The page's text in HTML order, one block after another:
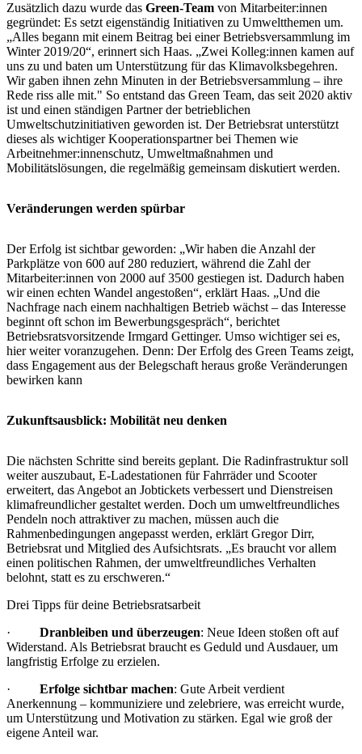
Zusätzlich dazu wurde das Green-Team von Mitarbeiter:innen
gegründet: Es setzt eigenständig Initiativen zu Umweltthemen um.
„Alles begann mit einem Beitrag bei einer Betriebsversammlung im
Winter 2019/20“, erinnert sich Haas. „Zwei Kolleg:innen kamen auf
uns zu und baten um Unterstützung für das Klimavolksbegehren.
Wir gaben ihnen zehn Minuten in der Betriebsversammlung – ihre
Rede riss alle mit." So entstand das Green Team, das seit 2020 aktiv
ist und einen ständigen Partner der betrieblichen
Umweltschutzinitiativen geworden ist. Der Betriebsrat unterstützt
dieses als wichtiger Kooperationspartner bei Themen wie
Arbeitnehmer:innenschutz, Umweltmaßnahmen und
Mobilitätslösungen, die regelmäßig gemeinsam diskutiert werden.
Veränderungen werden spürbar
Der Erfolg ist sichtbar geworden: „Wir haben die Anzahl der
Parkplätze von 600 auf 280 reduziert, während die Zahl der
Mitarbeiter:innen von 2000 auf 3500 gestiegen ist. Dadurch haben
wir einen echten Wandel angestoßen“, erklärt Haas. „Und die
Nachfrage nach einem nachhaltigen Betrieb wächst – das Interesse
beginnt oft schon im Bewerbungsgespräch“, berichtet
Betriebsratsvorsitzende Irmgard Gettinger. Umso wichtiger sei es,
hier weiter voranzugehen. Denn: Der Erfolg des Green Teams zeigt,
dass Engagement aus der Belegschaft heraus große Veränderungen
bewirken kann
Zukunftsausblick: Mobilität neu denken
Die nächsten Schritte sind bereits geplant. Die Radinfrastruktur soll
weiter auszubaut, E-Ladestationen für Fahrräder und Scooter
erweitert, das Angebot an Jobtickets verbessert und Dienstreisen
klimafreundlicher gestaltet werden. Doch um umweltfreundliches
Pendeln noch attraktiver zu machen, müssen auch die
Rahmenbedingungen angepasst werden, erklärt Gregor Dirr,
Betriebsrat und Mitglied des Aufsichtsrats. „Es braucht vor allem
einen politischen Rahmen, der umweltfreundliches Verhalten
belohnt, statt es zu erschweren.“
Drei Tipps für deine Betriebsratsarbeit
· Dranbleiben und überzeugen: Neue Ideen stoßen oft auf
Widerstand. Als Betriebsrat braucht es Geduld und Ausdauer, um
langfristig Erfolge zu erzielen.
· Erfolge sichtbar machen: Gute Arbeit verdient
Anerkennung – kommuniziere und zelebriere, was erreicht wurde,
um Unterstützung und Motivation zu stärken. Egal wie groß der
eigene Anteil war.